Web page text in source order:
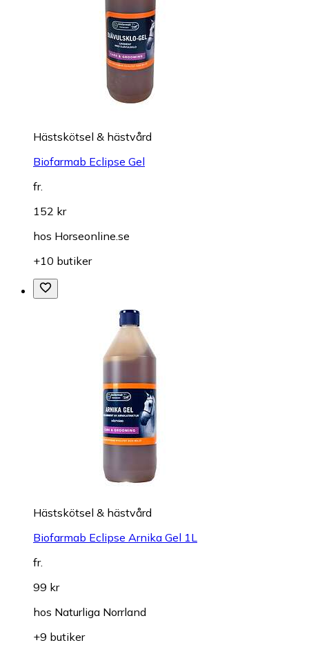
Hästskötsel & hästvård
Biofarmab Eclipse Gel
fr.
152 kr
hos Horseonline.se
+10 butiker
Hästskötsel & hästvård
Biofarmab Eclipse Arnika Gel 1L
fr.
99 kr
hos Naturliga Norrland
+9 butiker